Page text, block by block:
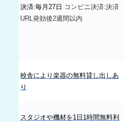
決済:毎月27日 コンビニ決済:決済
URL発効後2週間以内
校舎により楽器の無料貸し出しあ
り
スタジオや機材を1日1時間無料利